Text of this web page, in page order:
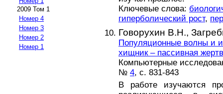
2009 Том 1
Номер 4
Номер 3
Номер 2
Номер 1
Ключевые слова:
гиперболический рост,
Говорухин В.Н.,
Популяционные волны и
хищник – пассивная
Компьютерные
№ 4, с. 831-843
В работе изучаются